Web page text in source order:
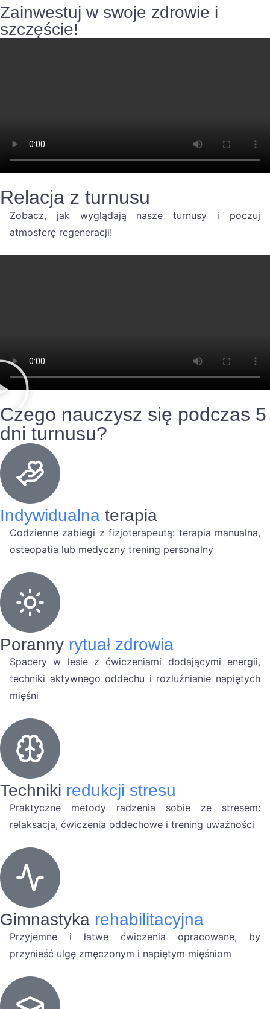
Zainwestuj w swoje zdrowie i
szczęście!
Relacja z turnusu
Zobacz, jak wyglądają nasze turnusy i poczuj
atmosferę regeneracji!
Czego nauczysz się podczas 5
dni turnusu?
Indywidualna terapia
Codzienne zabiegi z fizjoterapeutą: terapia manualna,
osteopatia lub medyczny trening personalny
Poranny rytuał zdrowia
Spacery w lesie z ćwiczeniami dodającymi energii,
techniki aktywnego oddechu i rozluźnianie napiętych
mięśni
Techniki redukcji stresu
Praktyczne metody radzenia sobie ze stresem:
relaksacja, ćwiczenia oddechowe i trening uważności
Gimnastyka rehabilitacyjna
Przyjemne i łatwe ćwiczenia opracowane, by
przynieść ulgę zmęczonym i napiętym mięśniom